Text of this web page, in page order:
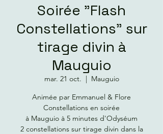
Soirée "Flash
Constellations" sur
tirage divin à
Mauguio
mar. 21 oct.
  |
Mauguio
Animée par Emmanuel & Flore
Constellations en soirée
à Mauguio à 5 minutes d'Odyséum
2 constellations sur tirage divin dans la